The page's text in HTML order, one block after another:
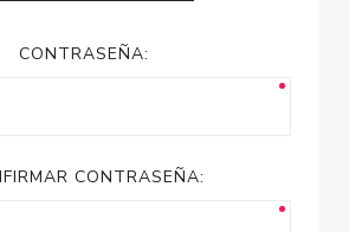
CONTRASEÑA:
CONTRASEÑA: